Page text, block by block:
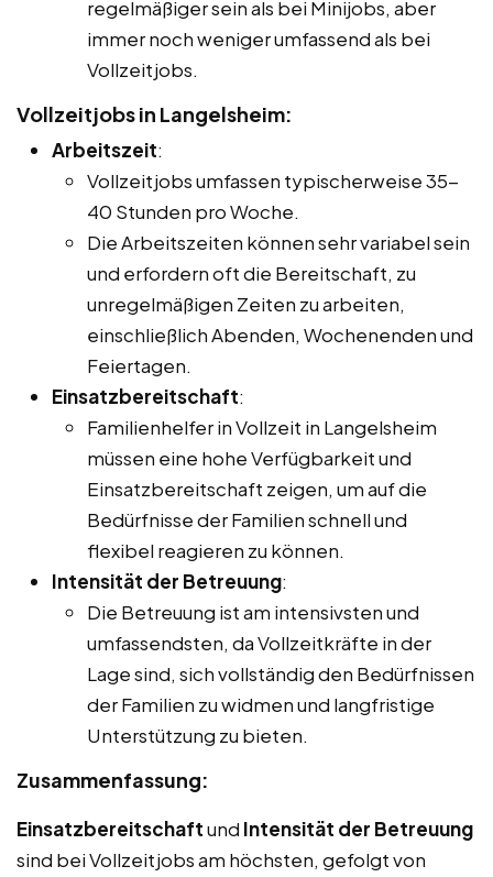
regelmäßiger sein als bei Minijobs, aber
immer noch weniger umfassend als bei
Vollzeitjobs.
Vollzeitjobs in Langelsheim:
Arbeitszeit:
Vollzeitjobs umfassen typischerweise 35-
40 Stunden pro Woche.
Die Arbeitszeiten können sehr variabel sein
und erfordern oft die Bereitschaft, zu
unregelmäßigen Zeiten zu arbeiten,
einschließlich Abenden, Wochenenden und
Feiertagen.
Einsatzbereitschaft:
Familienhelfer in Vollzeit in Langelsheim
müssen eine hohe Verfügbarkeit und
Einsatzbereitschaft zeigen, um auf die
Bedürfnisse der Familien schnell und
flexibel reagieren zu können.
Intensität der Betreuung:
Die Betreuung ist am intensivsten und
umfassendsten, da Vollzeitkräfte in der
Lage sind, sich vollständig den Bedürfnissen
der Familien zu widmen und langfristige
Unterstützung zu bieten.
Zusammenfassung:
Einsatzbereitschaftund Intensität der Betreuung
sind bei Vollzeitjobs am höchsten, gefolgt von